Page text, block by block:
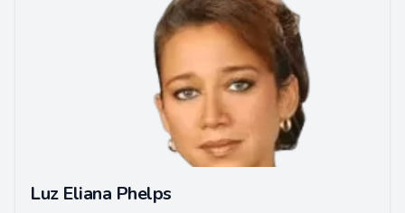
Luz Eliana Phelps